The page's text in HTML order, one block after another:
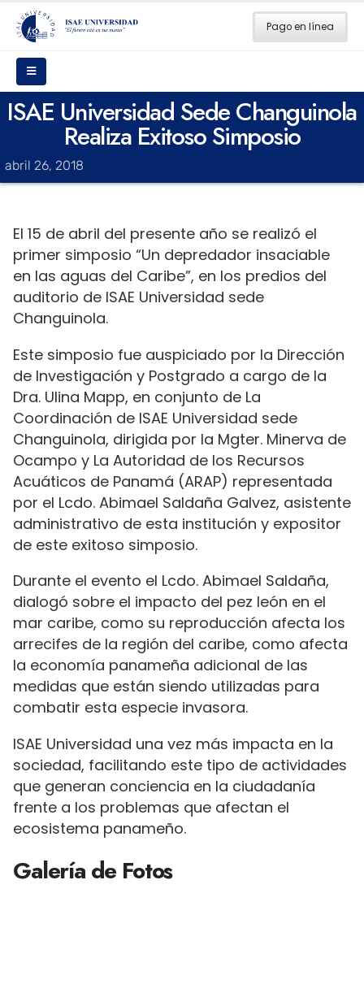
Pago en línea
ISAE Universidad Sede Changuinola
Realiza Exitoso Simposio
abril 26, 2018
El 15 de abril del presente año se realizó el
primer simposio “Un depredador insaciable
en las aguas del Caribe”, en los predios del
auditorio de ISAE Universidad sede
Changuinola.
Este simposio fue auspiciado por la Dirección
de Investigación y Postgrado a cargo de la
Dra. Ulina Mapp, en conjunto de La
Coordinación de ISAE Universidad sede
Changuinola, dirigida por la Mgter. Minerva de
Ocampo y La Autoridad de los Recursos
Acuáticos de Panamá (ARAP) representada
por el Lcdo. Abimael Saldaña Galvez, asistente
administrativo de esta institución y expositor
de este exitoso simposio.
Durante el evento el Lcdo. Abimael Saldaña,
dialogó sobre el impacto del pez león en el
mar caribe, como su reproducción afecta los
arrecifes de la región del caribe, como afecta
la economía panameña adicional de las
medidas que están siendo utilizadas para
combatir esta especie invasora.
ISAE Universidad una vez más impacta en la
sociedad, facilitando este tipo de actividades
que generan conciencia en la ciudadanía
frente a los problemas que afectan el
ecosistema panameño.
Galería de Fotos